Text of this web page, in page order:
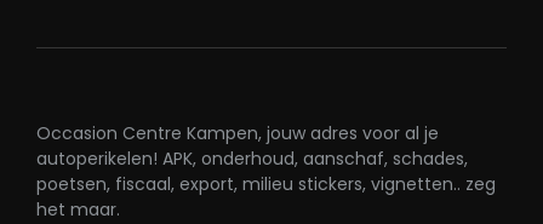
Occasion Centre Kampen, jouw adres voor al je
autoperikelen! APK, onderhoud, aanschaf, schades,
poetsen, fiscaal, export, milieu stickers, vignetten.. zeg
het maar.